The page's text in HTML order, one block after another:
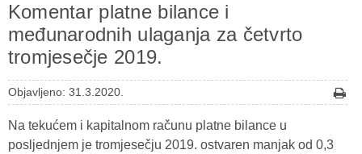
Komentar platne bilance i
međunarodnih ulaganja za četvrto
tromjesečje 2019.
Objavljeno: 31.3.2020.
Na tekućem i kapitalnom računu platne bilance u
posljednjem je tromjesečju 2019. ostvaren manjak od 0,3